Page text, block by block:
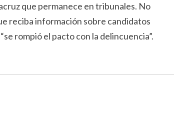
que permanece en tribunales. No
reciba información sobre candidatos
rompió el pacto con la delincuencia”.